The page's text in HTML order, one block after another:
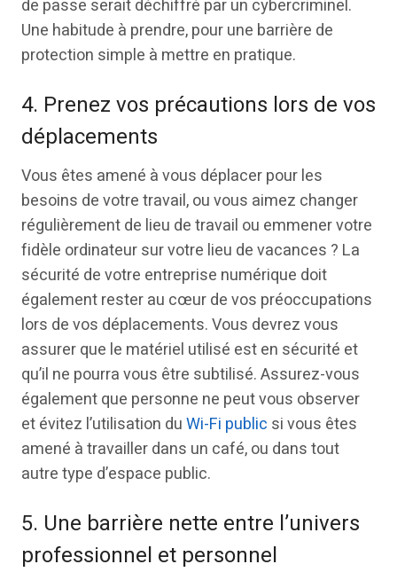
de passe serait déchiffré par un cybercriminel.
Une habitude à prendre, pour une barrière de
protection simple à mettre en pratique.
4. Prenez vos précautions lors de vos
déplacements
Vous êtes amené à vous déplacer pour les
besoins de votre travail, ou vous aimez changer
régulièrement de lieu de travail ou emmener votre
fidèle ordinateur sur votre lieu de vacances ? La
sécurité de votre entreprise numérique doit
également rester au cœur de vos préoccupations
lors de vos déplacements. Vous devrez vous
assurer que le matériel utilisé est en sécurité et
qu’il ne pourra vous être subtilisé. Assurez-vous
également que personne ne peut vous observer
et évitez l’utilisation duWi-Fi public si vous êtes
amené à travailler dans un café, ou dans tout
autre type d’espace public.
5. Une barrière nette entre l’univers
professionnel et personnel